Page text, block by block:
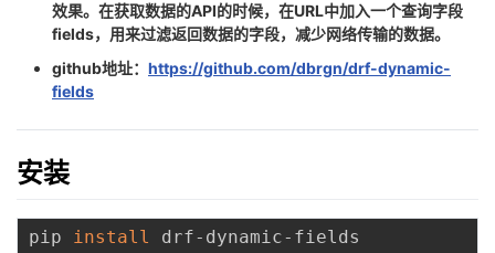
我
的
客
我
论
坛
的
圈
我
的
我
效果。在获取数据的API的时候，在URL中加入一个查询字段
fields，用来过滤返回数据的字段，减少网络传输的数据。
github地址： https://github.com/dbrgn/drf-dynamic-
fields
安装
pip install